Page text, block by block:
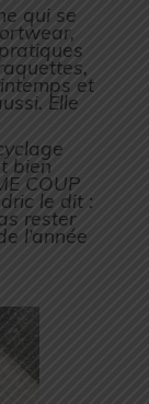
qui se
et
Elle
bien
COUP
le dit :
rester
l’année